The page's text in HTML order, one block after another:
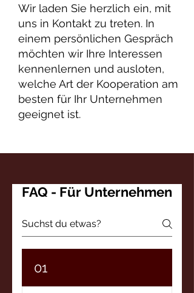
Wir laden Sie herzlich ein, mit
uns in Kontakt zu treten. In
einem persönlichen Gespräch
möchten wir Ihre Interessen
kennenlernen und ausloten,
welche Art der Kooperation am
besten für Ihr Unternehmen
geeignet ist.
FAQ - Für Unternehmen
01